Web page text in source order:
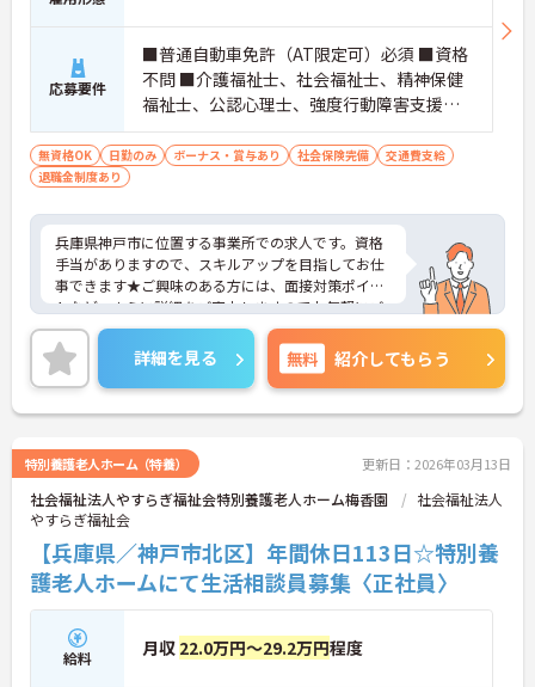
応募要件
■普通自動車免許（AT限定可）必須 ■資格
不問 ■介護福祉士、社会福祉士、精神保健
福祉士、公認心理士、強度行動障害支援者
養成研修あれば尚可
無資格OK 日勤のみ ボーナス・賞与あり 社会保険完備
交通費支給
退職金制度あり
兵庫県神戸市に位置する事業所での求人です。資格
手当がありますので、スキルアップを目指してお仕
事できます★ご興味のある方には、面接対策ポイン
トなど、さらに詳細をご案内しますのでお気軽にご
相談ください！
詳細を見る 無料 紹介してもらう
特別養護老人ホーム（特養） 更新日：2026年03月13日
社会福祉法人やすらぎ福祉会特別養護老人ホーム梅香園
社会福祉法人
やすらぎ福祉会
【兵庫県／神戸市北区】年間休日113日☆特別養
護老人ホームにて生活相談員募集〈正社員〉
給料 月収 22.0万円～29.2万円程度